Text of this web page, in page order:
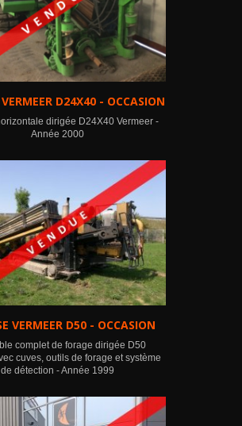
VERMEER D24X40 - OCCASION
dirigée D24X40 Vermeer -
Année 2000
VERMEER D50 - OCCASION
complet de forage dirigée D50
cuves, outils de forage et système
de détection - Année 1999